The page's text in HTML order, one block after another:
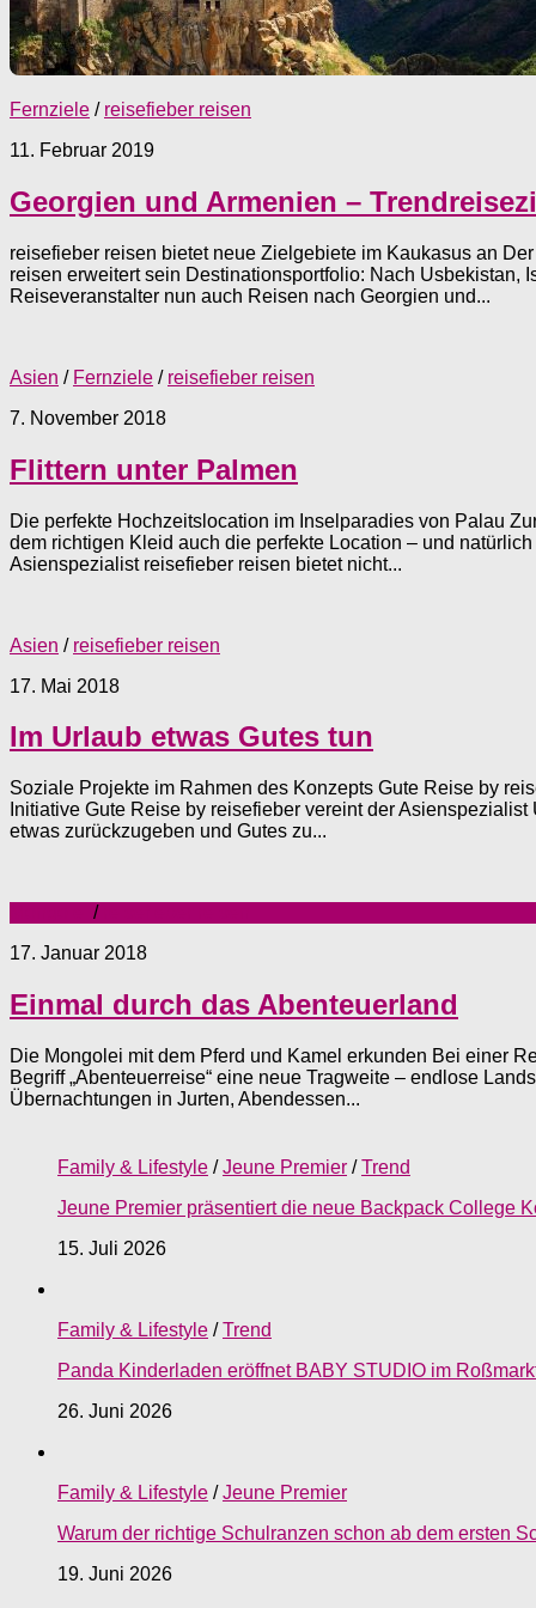
Fernziele / reisefieber reisen
11. Februar 2019
Georgien und Armenien –
reisefieber reisen bietet neue Zielgebiete im Kaukasus an
reisen erweitert sein Destinationsportfolio: Nach Usbekistan,
Reiseveranstalter nun auch Reisen nach Georgien und...
Asien / Fernziele / reisefieber reisen
7. November 2018
Flittern unter Palmen
Die perfekte Hochzeitslocation im Inselparadies von Palau
dem richtigen Kleid auch die perfekte Location – und
Asienspezialist reisefieber reisen bietet nicht...
Asien / reisefieber reisen
17. Mai 2018
Im Urlaub etwas Gutes tun
Soziale Projekte im Rahmen des Konzepts Gute Reise by
Initiative Gute Reise by reisefieber vereint der
etwas zurückzugeben und Gutes zu...
/
17. Januar 2018
Einmal durch das Abenteuerland
Die Mongolei mit dem Pferd und Kamel erkunden Bei einer
Begriff „Abenteuerreise“ eine neue Tragweite – endlose
Übernachtungen in Jurten, Abendessen...
Family & Lifestyle /Jeune Premier /Trend
Jeune Premier präsentiert die neue Backpack College
15. Juli 2026
Family & Lifestyle /Trend
Panda Kinderladen eröffnet BABY STUDIO im
26. Juni 2026
Family & Lifestyle /Jeune Premier
Warum der richtige Schulranzen schon ab dem ersten
19. Juni 2026